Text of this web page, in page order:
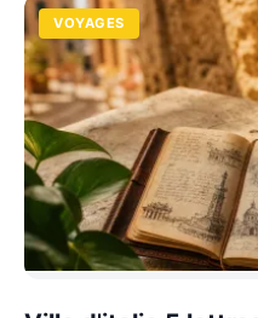
VOYAGES